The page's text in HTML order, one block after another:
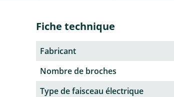
Fiche technique
Fabricant
Nombre de broches
Type de faisceau électrique